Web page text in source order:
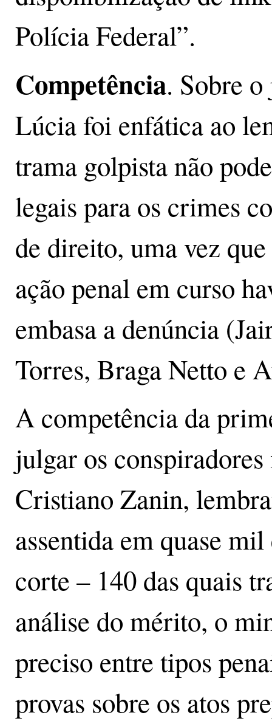
Polícia Federal”.
Competência. Sobre
Lúcia foi enfática ao
trama golpista não
legais para os crimes
de direito, uma vez
ação penal em curso
embasa a denúncia
Torres, Braga Netto e
A competência da
julgar os
Cristiano Zanin,
assentida em quase
corte – 140 das quais
análise do mérito, o
preciso entre tipos
provas sobre os atos